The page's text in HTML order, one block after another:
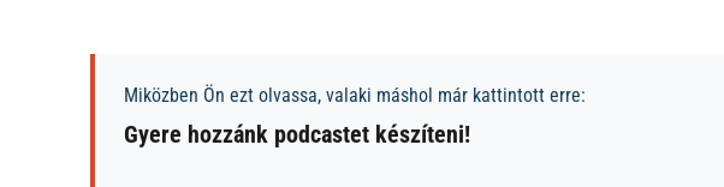
Miközben Ön ezt olvassa, valaki máshol már kattintott erre:
Gyere hozzánk podcastet készíteni!